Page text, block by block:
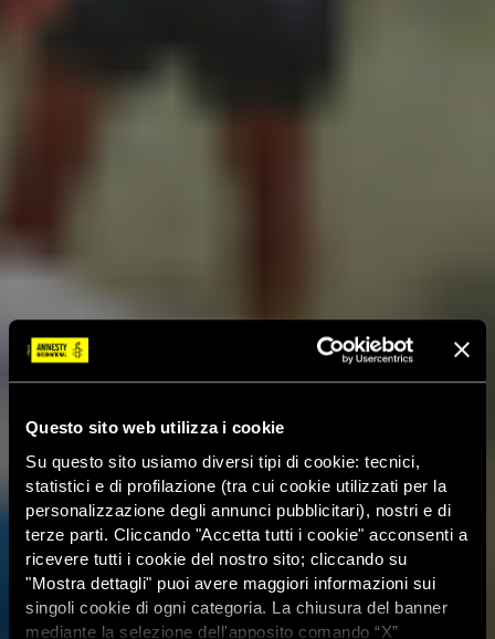
Questo sito web utilizza i cookie
Su questo sito usiamo diversi tipi di cookie: tecnici,
statistici e di profilazione (tra cui cookie utilizzati per la
personalizzazione degli annunci pubblicitari), nostri e di
terze parti. Cliccando "Accetta tutti i cookie" acconsenti a
ricevere tutti i cookie del nostro sito; cliccando su
"Mostra dettagli" puoi avere maggiori informazioni sui
singoli cookie di ogni categoria. La chiusura del banner
mediante la selezione dell'apposito comando “X”